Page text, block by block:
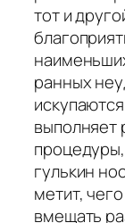
тот и
ранных
выполняет
гулькин
метит,
вмещать